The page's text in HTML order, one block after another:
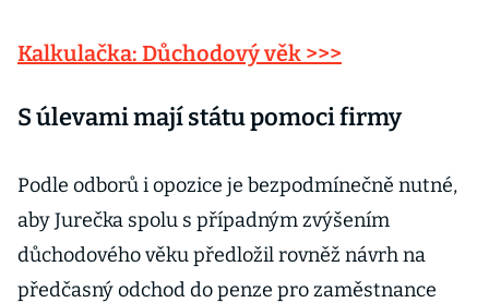
Kalkulačka: Důchodový věk >>>
S úlevami mají státu pomoci firmy
Podle odborů i opozice je bezpodmínečně nutné,
aby Jurečka spolu s případným zvýšením
důchodového věku předložil rovněž návrh na
předčasný odchod do penze pro zaměstnance